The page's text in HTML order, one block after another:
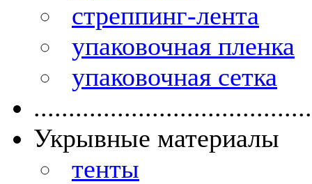
стреппинг-лента
упаковочная пленка
упаковочная сетка
Укрывные материалы
тенты